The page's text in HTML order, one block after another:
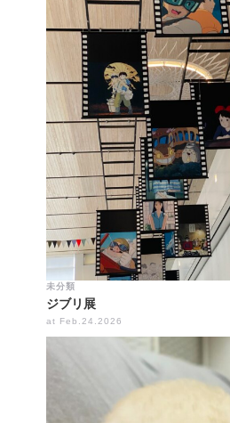
未分類
ジブリ展
at Feb.24.2026